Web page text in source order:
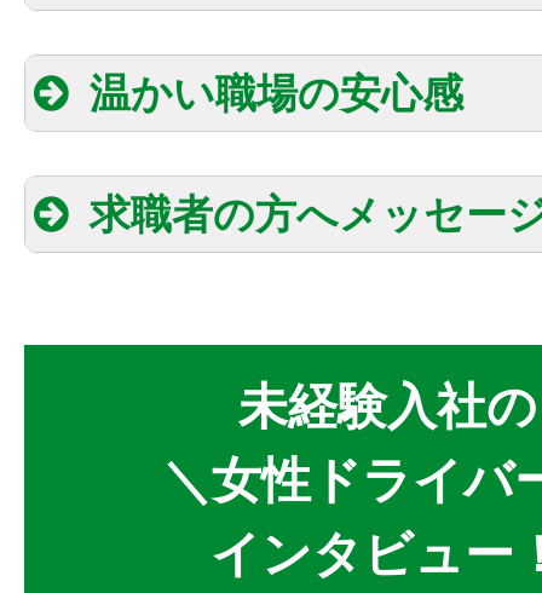
温かい職場の安心感
求職者の方へメッセー
未経験入社の
＼女性ドライバ
インタビュー